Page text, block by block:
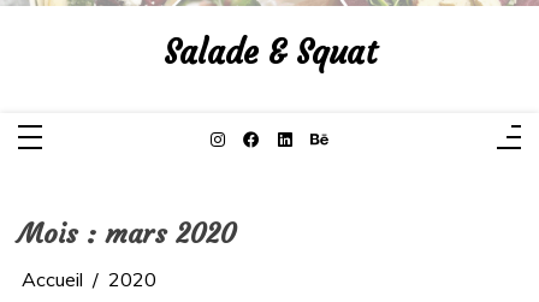
Aller
Salade & Squat
Mois : mars 2020
Accueil 2020